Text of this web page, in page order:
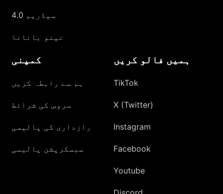
سیڈریم 4.0
نینو بانانا
کمپنی
ہم سے رابطہ کریں
سروس کی شرائط
رازداری کی پالیسی
سبسکرپشن پالیسی
ہمیں فالو کریں
TikTok
X (Twitter)
Instagram
Facebook
Youtube